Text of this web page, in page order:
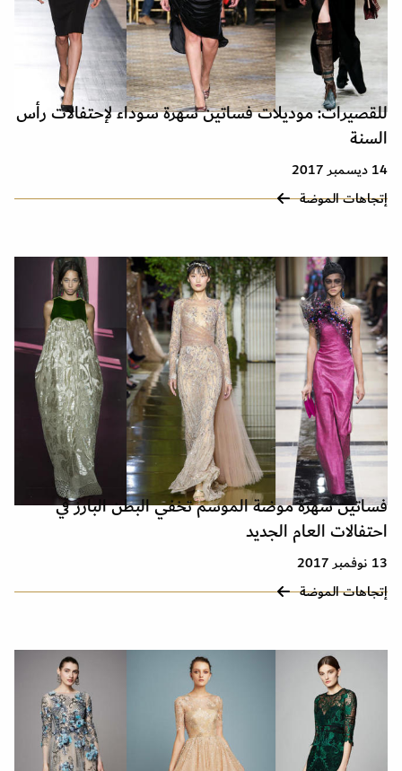
للقصيرات: موديلات فساتين سهرة سوداء لإحتفالات رأس
السنة
14 ديسمبر 2017
إتجاهات الموضة
فساتين سهرة موضة الموسم تخفي البطن البارز في
احتفالات العام الجديد
13 نوفمبر 2017
إتجاهات الموضة